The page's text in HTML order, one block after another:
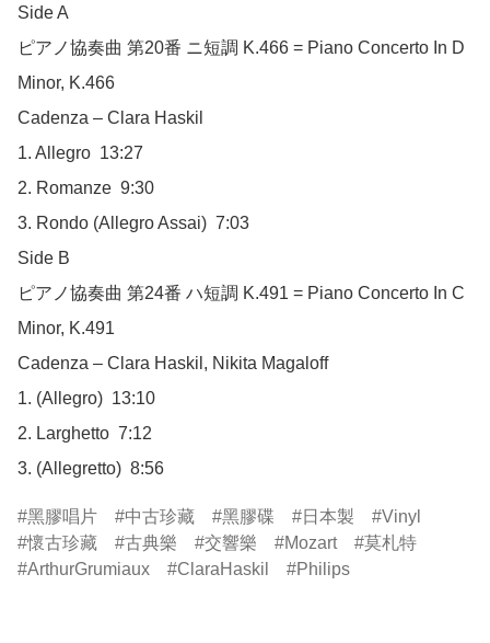
Side A
ピアノ協奏曲 第20番 ニ短調 K.466 = Piano Concerto In D
Minor, K.466
Cadenza – Clara Haskil
1. Allegro  13:27
2. Romanze  9:30
3. Rondo (Allegro Assai)  7:03
Side B
ピアノ協奏曲 第24番 ハ短調 K.491 = Piano Concerto In C
Minor, K.491
Cadenza – Clara Haskil, Nikita Magaloff
1. (Allegro)  13:10
2. Larghetto  7:12
3. (Allegretto)  8:56
黑膠唱片 中古珍藏 黑膠碟 日本製
Vinyl
懷古珍藏
古典樂 交響樂 Mozart
莫札特
ArthurGrumiaux
ClaraHaskil Philips